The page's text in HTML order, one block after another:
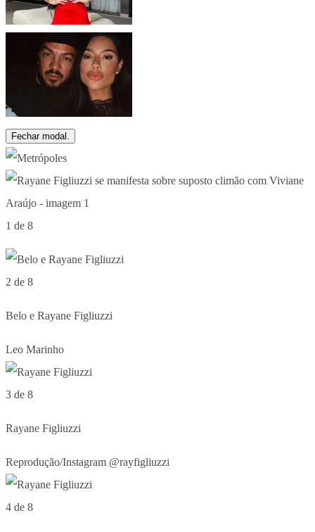
Fechar modal.
1 de 8
2 de 8
Belo e Rayane Figliuzzi
Leo Marinho
3 de 8
Rayane Figliuzzi
Reprodução/Instagram @rayfigliuzzi
4 de 8